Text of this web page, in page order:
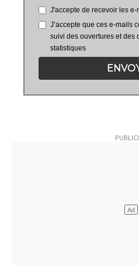
J'accepte de recevoir les
J’accepte que ces e-mails
suivi des ouvertures et des
statistiques